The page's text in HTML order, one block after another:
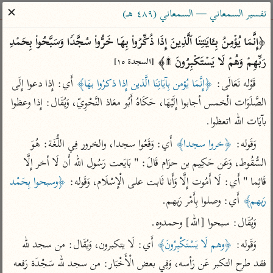
ساهم معنا في نشر القرآن والعلم الشرعي
الباحث القرآني
بحث تفسير علوم معاجم
Type 2 or more characters for results.
Type 1 or more
characters for results.
أمّهات
تفسير الطبري
تفسير ابن كثير
تفسير القرطبي
تفسير البغوي
عامّة
فتح البيان للقنوجي
فتح القدير للشوكاني
تفسير ابن جزي
موسوعات
معاصرة
الميسر
المختصر في
أيسر التفاسير
تفسير السمعاني — السمعاني (٤٨٩ هـ)
✕
رَبِّهِمۡ وَهُمۡ لَا یَسۡتَكۡبِرُونَ ۩﴾ [السجدة ١٥]
قَوْله تَعَالَى: ﴿إِنَّمَا يُؤمن بِآيَاتِنَا الَّذين إِذا ذكرُوا بهَا﴾
بآيَات الله اتعظوا.
وَقَوله: ﴿خروا سجدا﴾
أَي: وَقَعُوا سجدا، والخرور فِي اللُّغَة: هُوَ
قَائِما " أَي: لَا أَمُوت إِلَّا وَأَنا ثَابت على الْإِسْلَام، وَقَوله:
رَبهم﴾ أَي: وصلوا بِأَمْر رَبهم.
وَيُقَال: سبحوا [الله] وحمدوه.
وَقَوله: ﴿وهم لَا يَسْتَكْبِرُونَ﴾